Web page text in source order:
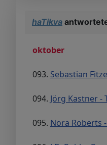
haTikva
oktober
093. Sebastian
094. Jörg Kastner -
095. Nora Roberts